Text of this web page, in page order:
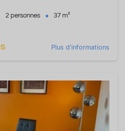
2 personnes 37 m²
Plus d'informations